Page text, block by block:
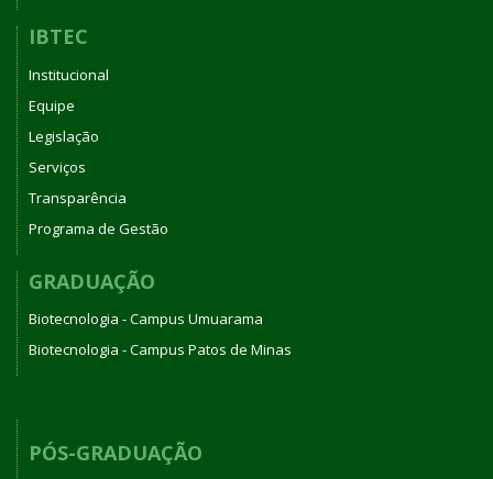
IBTEC
Institucional
Equipe
Legislação
Serviços
Transparência
Programa de Gestão
GRADUAÇÃO
Biotecnologia - Campus Umuarama
Biotecnologia - Campus Patos de Minas
PÓS-GRADUAÇÃO